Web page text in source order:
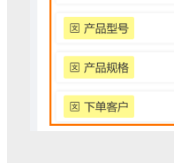
奖状证书类